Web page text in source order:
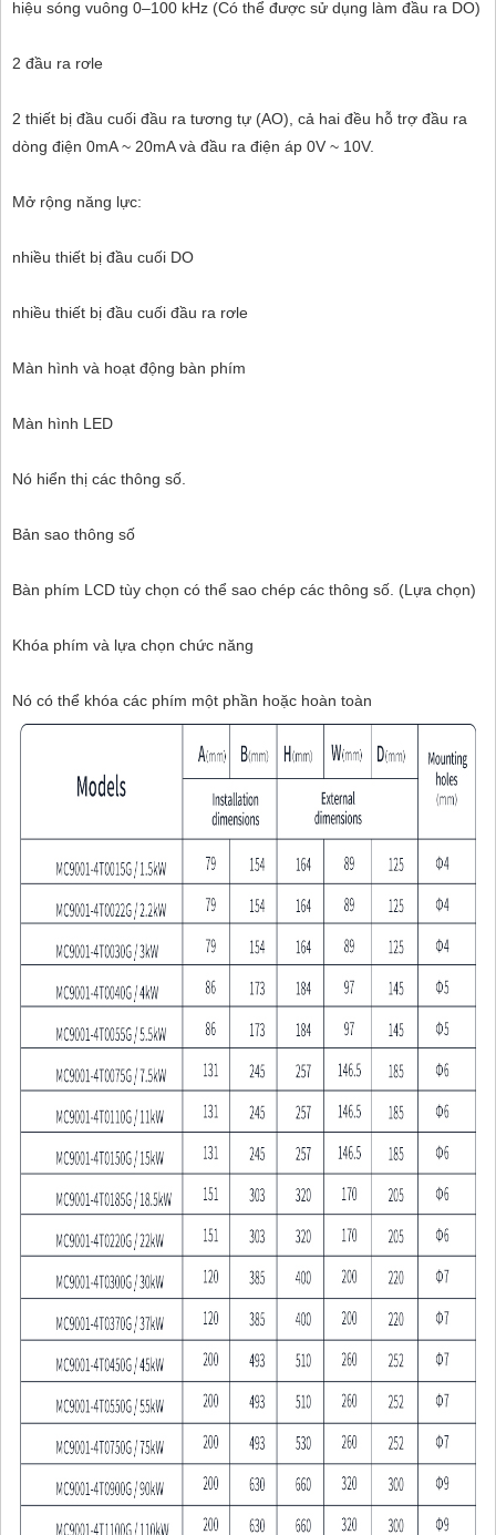
hiệu sóng vuông 0–100 kHz (Có thể được sử dụng làm đầu ra DO)
2 đầu ra rơle
2 thiết bị đầu cuối đầu ra tương tự (AO), cả hai đều hỗ trợ đầu ra
dòng điện 0mA ~ 20mA và đầu ra điện áp 0V ~ 10V.
Mở rộng năng lực:
nhiều thiết bị đầu cuối DO
nhiều thiết bị đầu cuối đầu ra rơle
Màn hình và hoạt động bàn phím
Màn hình LED
Nó hiển thị các thông số.
Bản sao thông số
Bàn phím LCD tùy chọn có thể sao chép các thông số. (Lựa chọn)
Khóa phím và lựa chọn chức năng
Nó có thể khóa các phím một phần hoặc hoàn toàn